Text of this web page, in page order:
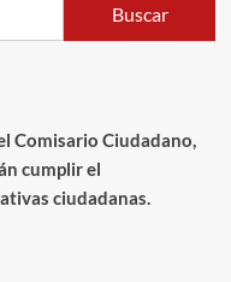
Buscar
Comisario Ciudadano,
cumplir el
ciudadanas.